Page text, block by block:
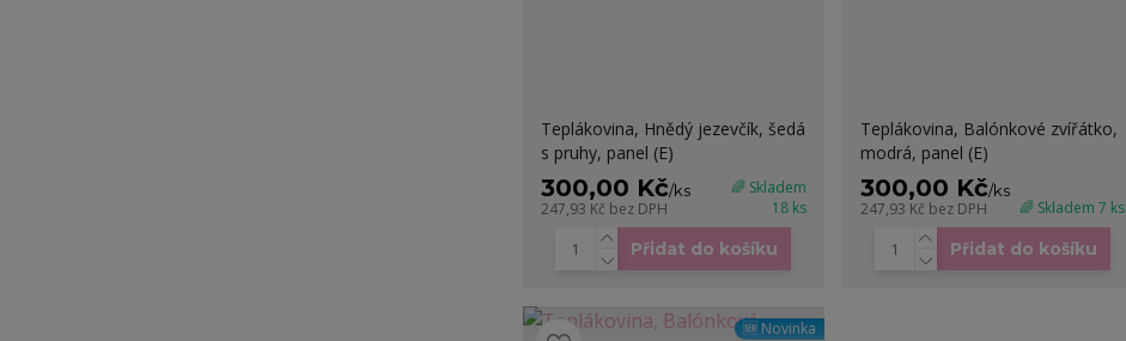
Teplákovina, Hnědý jezevčík, šedá
s pruhy, panel (E)
300,00 Kč/ks
247,93 Kč bez DPH
🌈 Skladem
18 ks
Přidat do košíku
Teplákovina, Balónkové zvířátko,
modrá, panel (E)
300,00 Kč/ks
247,93 Kč bez DPH 🌈 Skladem 7 ks
Přidat do košíku
🆕 Novinka